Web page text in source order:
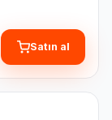
Satın al